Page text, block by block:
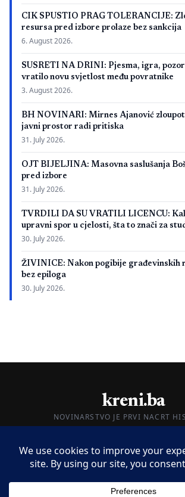
CIK SPUSTIO PRAG TOLERANCIJE:
resursa pred izbore prolaze bez sankcija
6. August 2026.
SUSRETI NA DRINI: Pjesma, igra,
vratilo novu svjetlost među povratnike
3. August 2026.
BH NOVINARI: Mirnes Ajanović
javni prostor radi pritiska
31. July 2026.
OJT BIJELJINA: Masovna saslušanja
pred izbore
31. July 2026.
TVRDILI DA SU VRATILI LICENCU:
upravni spor u cjelosti, šta to znači za
30. July 2026.
ŽIVINICE: Nakon pogibije građevinskih
bez epiloga
30. July 2026.
kreni.ba
NOVINARSTVO JE PRVI NACRT